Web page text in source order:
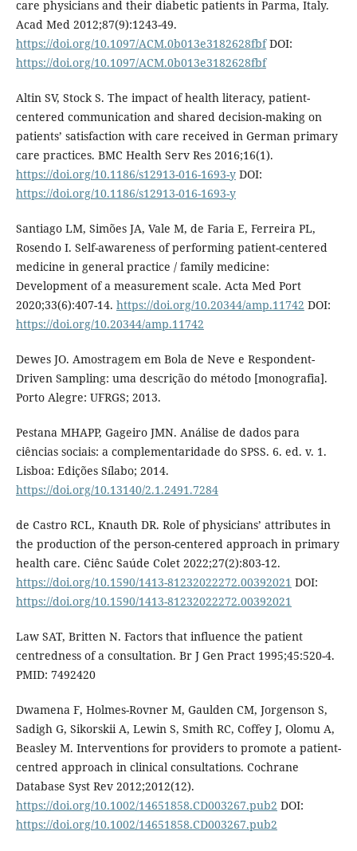
care physicians and their diabetic patients in Parma, Italy.
Acad Med 2012;87(9):1243-49.
https://doi.org/10.1097/ACM.0b013e3182628fbfDOI:
https://doi.org/10.1097/ACM.0b013e3182628fbf
Altin SV, Stock S. The impact of health literacy, patient-
centered communication and shared decision-making on
patients’ satisfaction with care received in German primary
care practices. BMC Health Serv Res 2016;16(1).
https://doi.org/10.1186/s12913-016-1693-yDOI:
https://doi.org/10.1186/s12913-016-1693-y
Santiago LM, Simões JA, Vale M, de Faria E, Ferreira PL,
Rosendo I. Self-awareness of performing patient-centered
medicine in general practice / family medicine:
Development of a measurement scale. Acta Med Port
2020;33(6):407-14. https://doi.org/10.20344/amp.11742 DOI:
https://doi.org/10.20344/amp.11742
Dewes JO. Amostragem em Bola de Neve e Respondent-
Driven Sampling: uma descrição do método [monografia].
Porto Alegre: UFRGS; 2013.
Pestana MHAPP, Gageiro JMN. Análise de dados para
ciências sociais: a complementaridade do SPSS. 6. ed. v. 1.
Lisboa: Edições Sílabo; 2014.
https://doi.org/10.13140/2.1.2491.7284
de Castro RCL, Knauth DR. Role of physicians’ attributes in
the production of the person-centered approach in primary
health care. Ciênc Saúde Colet 2022;27(2):803-12.
https://doi.org/10.1590/1413-81232022272.00392021 DOI:
https://doi.org/10.1590/1413-81232022272.00392021
Law SAT, Britten N. Factors that influence the patient
centredness of a consultation. Br J Gen Pract 1995;45:520-4.
PMID: 7492420
Dwamena F, Holmes-Rovner M, Gaulden CM, Jorgenson S,
Sadigh G, Sikorskii A, Lewin S, Smith RC, Coffey J, Olomu A,
Beasley M. Interventions for providers to promote a patient-
centred approach in clinical consultations. Cochrane
Database Syst Rev 2012;2012(12).
https://doi.org/10.1002/14651858.CD003267.pub2 DOI:
https://doi.org/10.1002/14651858.CD003267.pub2